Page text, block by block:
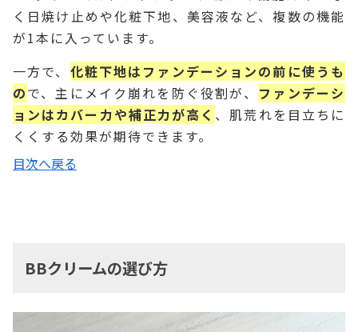
く日焼け止めや化粧下地、美容液など、複数の機能
が1本に入っています。
一方で、 化粧下地はファンデーションの前に使うも
ので、主にメイク崩れを防ぐ役割が、 ファンデーシ
ョンはカバー力や補正力が高く 、肌荒れを目立ちに
くくする効果が期待できます。
目次へ戻る
BBクリームの選び方